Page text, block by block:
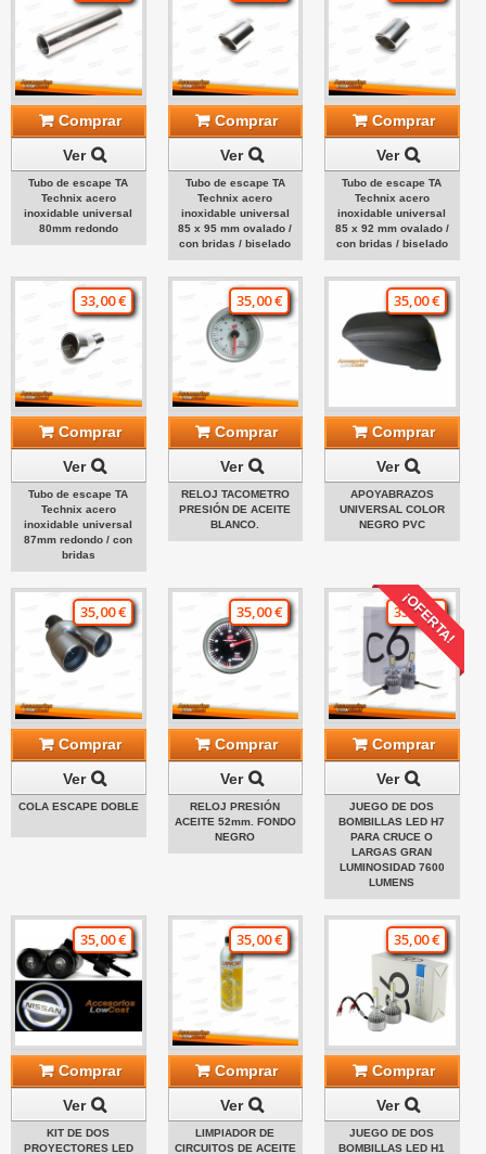
Comprar
Ver
Tubo de escape TA
Technix acero
inoxidable universal
80mm redondo
Comprar
Ver
Tubo de escape TA
Technix acero
inoxidable universal
85 x 95 mm ovalado /
con bridas / biselado
Comprar
Ver
Tubo de escape TA
Technix acero
inoxidable universal
85 x 92 mm ovalado /
con bridas / biselado
33,00 €
Comprar
Ver
Tubo de escape TA
Technix acero
inoxidable universal
87mm redondo / con
bridas
35,00 €
Comprar
Ver
RELOJ TACOMETRO
PRESIÓN DE ACEITE
BLANCO.
35,00 €
Comprar
Ver
APOYABRAZOS
UNIVERSAL COLOR
NEGRO PVC
35,00 €
Comprar
Ver
COLA ESCAPE DOBLE
35,00 €
Comprar
Ver
RELOJ PRESIÓN
ACEITE 52mm. FONDO
NEGRO
¡OFERTA!
35,00 €
Comprar
Ver
JUEGO DE DOS
BOMBILLAS LED H7
PARA CRUCE O
LARGAS GRAN
LUMINOSIDAD 7600
LUMENS
35,00 €
Comprar
Ver
KIT DE DOS
PROYECTORES LED
35,00 €
Comprar
Ver
LIMPIADOR DE
CIRCUITOS DE ACEITE
35,00 €
Comprar
Ver
JUEGO DE DOS
BOMBILLAS LED H1